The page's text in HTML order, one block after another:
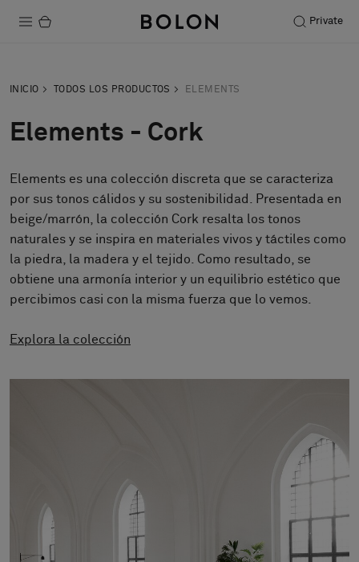
Private
Sostenibilidad
Instalación
Mantenimiento
Colaboraciones con diseñadores
FAQ
INICIO TODOS LOS PRODUCTOS ELEMENTS
Elements - Cork
Elements es una colección discreta que se caracteriza
por sus tonos cálidos y su sostenibilidad. Presentada en
beige/marrón, la colección Cork resalta los tonos
naturales y se inspira en materiales vivos y táctiles como
la piedra, la madera y el tejido. Como resultado, se
obtiene una armonía interior y un equilibrio estético que
percibimos casi con la misma fuerza que lo vemos.
Explora la colección